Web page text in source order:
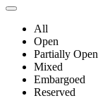
All
Open
Partially Open
Mixed
Embargoed
Reserved